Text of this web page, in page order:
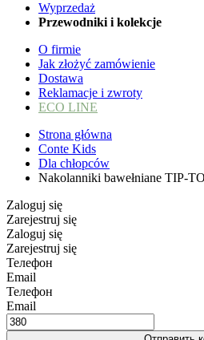
Wyprzedaż
Przewodniki i kolekcje
O firmie
Jak złożyć zamówienie
Dostawa
Reklamacje i zwroty
ECO LINE
Strona główna
Conte Kids
Dla chłopców
Nakolanniki bawełniane TIP-
Zaloguj się
Zarejestruj się
Zaloguj się
Zarejestruj się
Телефон
Email
Телефон
Email